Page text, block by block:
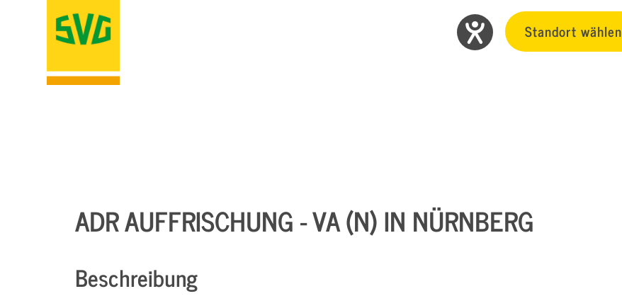
Standort wählen
ADR AUFFRISCHUNG - VA (N) IN NÜRNBERG
Beschreibung